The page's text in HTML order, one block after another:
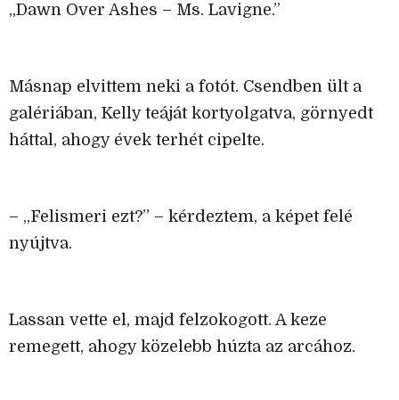
„Dawn Over Ashes – Ms. Lavigne.”
Másnap elvittem neki a fotót. Csendben ült a
galériában, Kelly teáját kortyolgatva, görnyedt
háttal, ahogy évek terhét cipelte.
– „Felismeri ezt?” – kérdeztem, a képet felé
nyújtva.
Lassan vette el, majd felzokogott. A keze
remegett, ahogy közelebb húzta az arcához.